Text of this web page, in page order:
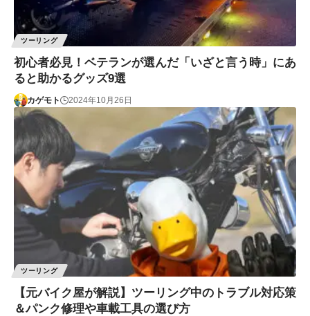
ツーリング
初心者必見！ベテランが選んだ「いざと言う時」にあ
ると助かるグッズ9選
カゲモト 2024年10月26日
ツーリング
【元バイク屋が解説】ツーリング中のトラブル対応策
＆パンク修理や車載工具の選び方